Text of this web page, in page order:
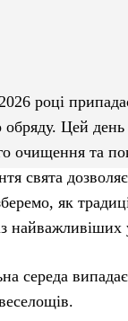
році
обряду. Цей
очищення та
свята
як
найважливіших
середа